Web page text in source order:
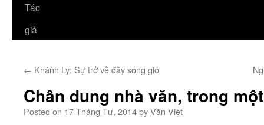
Tác
giả
← Khánh Ly: Sự trở về đầy sóng gió
Chân dung nhà văn, trong
Posted on 17 Tháng Tư, 2014byVăn Việt